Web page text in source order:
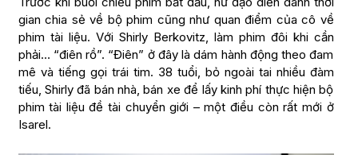
gian chia sẻ về bộ phim cũng như quan điểm của cô về
phim tài liệu. Với Shirly Berkovitz, làm phim đôi khi cần
phải… “điên rồ”. “Điên” ở đây là dám hành động theo đam
mê và tiếng gọi trái tim. 38 tuổi, bỏ ngoài tai nhiều đàm
tiếu, Shirly đã bán nhà, bán xe để lấy kinh phí thực hiện bộ
phim tài liệu đề tài chuyển giới – một điều còn rất mới ở
Isarel.